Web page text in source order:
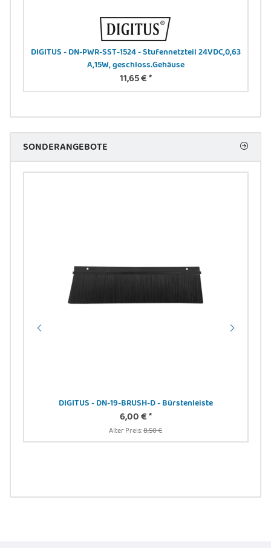
DIGITUS - DN-PWR-SST-1524 - Stufennetzteil 24VDC,0,63
A,15W, geschloss.Gehäuse
11,65 €*
SONDERANGEBOTE
DIGITUS - DN-19-BRUSH-D - Bürstenleiste
6,00 €*
Alter Preis:8,50 €